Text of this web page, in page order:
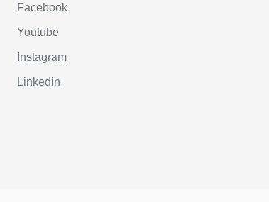
Facebook
Youtube
Instagram
Linkedin